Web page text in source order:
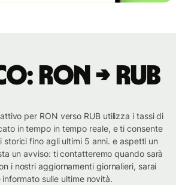
RON → RUB
per RON verso RUB utilizza i tassi di
in tempo in tempo reale, e ti consente
storici fino agli ultimi 5 anni. e aspetti un
un avviso: ti contatteremo quando sarà
i nostri aggiornamenti giornalieri, sarai
informato sulle ultime novità.